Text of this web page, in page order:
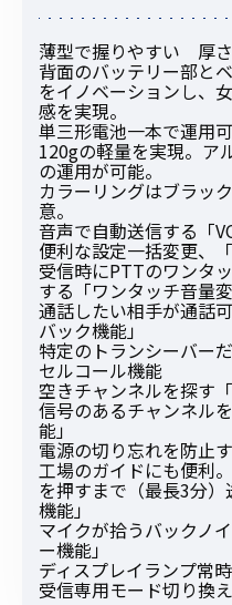
薄型で握りやすい 厚
背面のバッテリー部と
をイノベーションし、
感を実現。
単三形電池一本で運用
120gの軽量を実現。ア
の運用が可能。
カラーリングはブラッ
意。
音声で自動送信する「
便利な設定一括変更、
受信時にPTTのワンタ
する「ワンタッチ音量変
通話したい相手が通話
バック機能」
特定のトランシーバー
セルコール機能
空きチャンネルを探す
信号のあるチャンネル
能」
電源の切り忘れを防止
工場のガイドにも便利
を押すまで（最長3分
機能」
マイクが拾うバックノ
ー機能」
ディスプレイランプ常
受信専用モード切り換